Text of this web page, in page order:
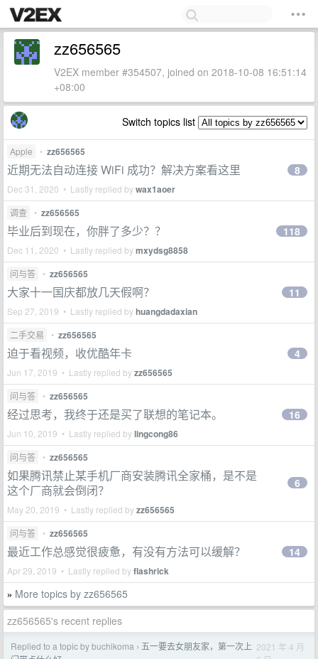
zz656565
V2EX member #354507, joined on 2018-10-08 16:51:14
+08:00
Switch topics list
Apple • zz656565
近期无法自动连接 WiFi 成功？解决方案看这里
Dec 31, 2020 • Lastly replied bywax1aoer
8
调查 • zz656565
毕业后到现在，你胖了多少？？
Dec 11, 2020 • Lastly replied bymxydsg8858
118
问与答 • zz656565
大家十一国庆都放几天假啊？
Sep 27, 2019 • Lastly replied byhuangdadaxian
11
二手交易 • zz656565
迫于看视频，收优酷年卡
Jun 17, 2019 • Lastly replied byzz656565
4
问与答 • zz656565
经过思考，我终于还是买了联想的笔记本。
Jun 10, 2019 • Lastly replied bylingcong86
16
问与答 • zz656565
如果腾讯禁止某手机厂商安装腾讯全家桶，是不是
这个厂商就会倒闭？
May 20, 2019 • Lastly replied byzz656565
6
问与答 • zz656565
最近工作总感觉很疲惫，有没有方法可以缓解？
Apr 29, 2019 • Lastly replied byflashrick
14
» More topics by zz656565
zz656565's recent replies
Replied to a topic by buchikoma › 五一要去女朋友家，第一次上 2021 年 4 月